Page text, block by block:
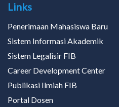
Links
Penerimaan Mahasiswa Baru
Sistem Informasi Akademik
Sistem Legalisir FIB
Career Development Center
Publikasi Ilmiah FIB
Portal Dosen